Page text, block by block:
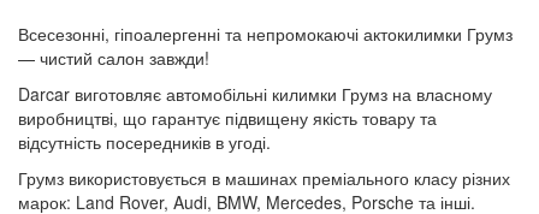
Всесезонні, гіпоалергенні та непромокаючі актокилимки Грумз
— чистий салон завжди!
Darcar виготовляє автомобільні килимки Грумз на власному
виробництві, що гарантує підвищену якість товару та
відсутність посередників в угоді.
Грумз використовується в машинах преміального класу різних
марок: Land Rover, Audi, BMW, Mercedes, Porsche та інші.